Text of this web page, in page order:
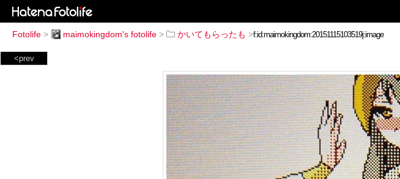
Fotolife > maimokingdom's fotolife > かいてもらったも >
<prev